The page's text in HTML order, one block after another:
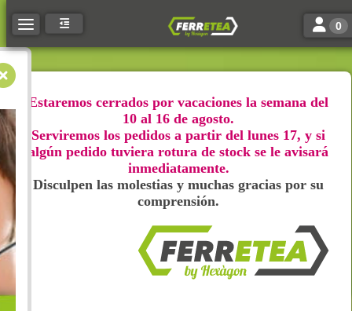
Toggle navigation Toggle
0
Estaremos cerrados por vacaciones la semana del
10 al 16 de agosto.
Serviremos los pedidos a partir del lunes 17, y si
algún pedido tuviera rotura de stock se le avisará
inmediatamente.
Disculpen las molestias y muchas gracias por su
comprensión.